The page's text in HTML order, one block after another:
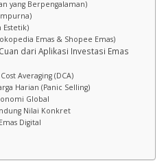
yang Berpengalaman)
Estetik)
Emas & Shopee Emas)
dari Aplikasi Investasi Emas
Averaging (DCA)
Harian (Panic Selling)
Global
Nilai Konkret
Digital